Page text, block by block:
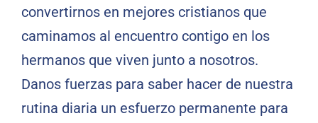
convertirnos en mejores cristianos que
caminamos al encuentro contigo en los
hermanos que viven junto a nosotros.
Danos fuerzas para saber hacer de nuestra
rutina diaria un esfuerzo permanente para